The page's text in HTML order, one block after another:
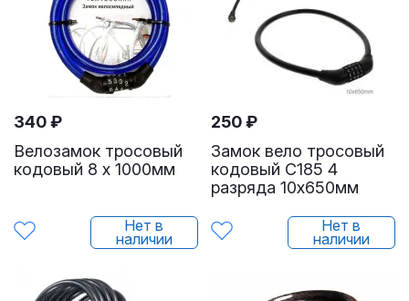
Велозамок тросовый
кодовый 8 х 1000мм
340₽
Нет в
наличии
Замок вело тросовый
кодовый С185 4
разряда 10х650мм
250₽
Нет в
наличии